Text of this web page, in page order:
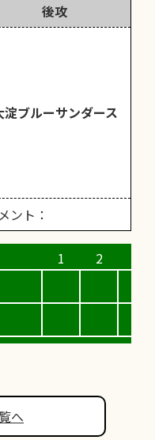
後攻
淀ブルーサンダース
ント：
へ